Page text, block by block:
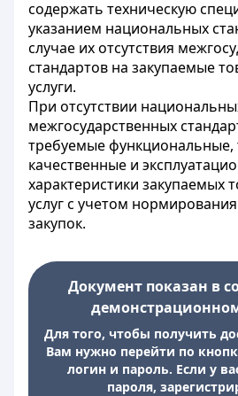
содержать техническую
указанием национальных
случае их отсутствия
стандартов на закупаемые
услуги.
При отсутствии
межгосударственных
требуемые функциональные,
качественные и
характеристики закупаемых
услуг с учетом
закупок.
Документ показан в
Для того, чтобы получить
Вам нужно перейти по
логин и пароль. Если у
пароля,